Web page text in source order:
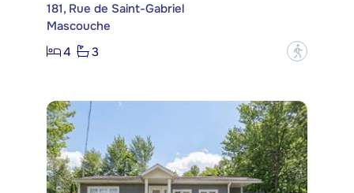
181, Rue de Saint-Gabriel
Mascouche
4
3 ?